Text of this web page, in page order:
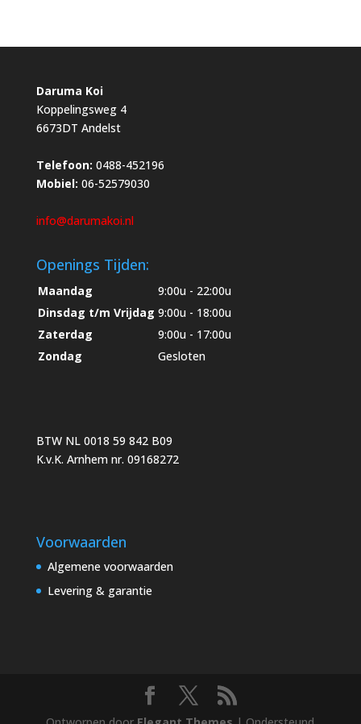
Daruma Koi
Koppelingsweg 4
6673DT Andelst
Telefoon: 0488-452196
Mobiel: 06-52579030
info@darumakoi.nl
Openings Tijden:
Maandag
9:00u - 22:00u
Dinsdag t/m Vrijdag 9:00u - 18:00u
Zaterdag
9:00u - 17:00u
Zondag
Gesloten
BTW NL 0018 59 842 B09
K.v.K. Arnhem nr. 09168272
Voorwaarden
Algemene voorwaarden
Levering & garantie